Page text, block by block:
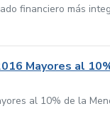
financiero más
Mayores al
al 10% de la